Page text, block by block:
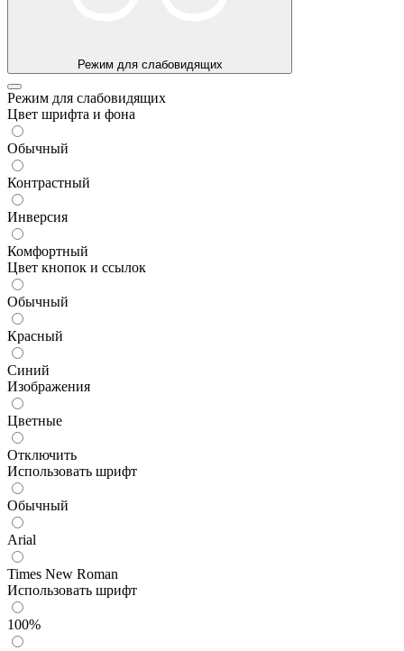
Режим для слабовидящих
Режим для слабовидящих
Цвет шрифта и фона
Обычный
Контрастный
Инверсия
Комфортный
Цвет кнопок и ссылок
Обычный
Красный
Синий
Изображения
Цветные
Отключить
Использовать шрифт
Обычный
Arial
Times New Roman
Использовать шрифт
100%